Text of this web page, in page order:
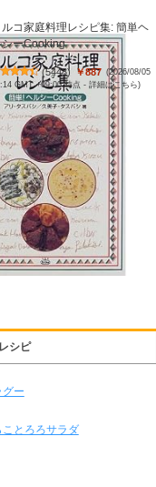
ルコ家庭料理レシピ集: 簡単ヘ
シーCooking
(5448) ￥887 (2026/08/05
GMT +09:00 時点 -詳細はこちら)
シピ
ー
とろろサラダ